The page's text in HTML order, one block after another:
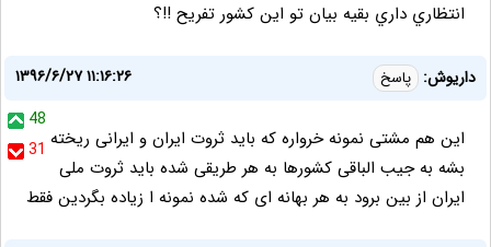
انتظاري داري بقيه بيان تو اين كشور تفريح !!؟
داریوش: پاسخ
۱۳۹۶/۶/۲۷ ۱۱:۱۶:۲۶
48
31 این هم مشتی نمونه خرواره که باید ثروت ایران و ایرانی ریخته
بشه به جیب الباقی کشورها به هر طریقی شده باید ثروت ملی
ایران از بین برود به هر بهانه ای که شده نمونه ا زیاده بگردین فقط